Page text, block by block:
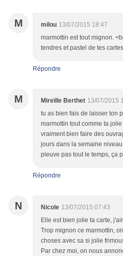
M milou 13/07/2015 18:47
marmottin est tout mignon.
tendres et pastel de tes
Répondre
M Mireille Berthet 13/07/2015
tu as bien fais de laisser ton
marmottin tout comme ta
vraiment bien faire des
jours dans la semaine
pleuve pas tout le temps, ça
Répondre
N Nicole 13/07/2015 07:43
Elle est bien jolie ta carte,
Trop mignon ce marmottin,
choses avec sa si jolie
Par chez moi, on nous